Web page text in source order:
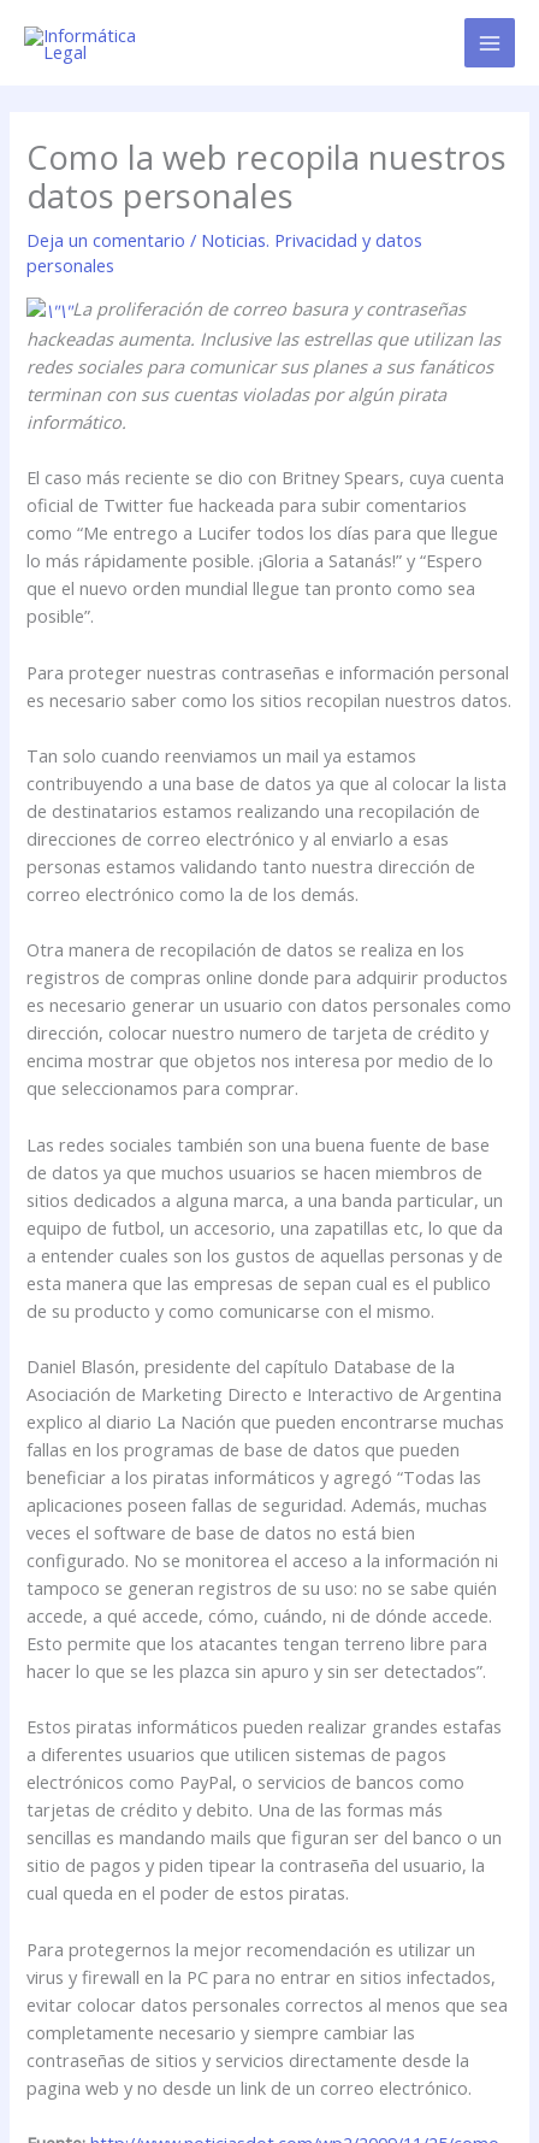
contenido
Como la web recopila nuestros
datos personales
Deja un comentario / Noticias. Privacidad y datos
personales
La proliferación de correo basura y contraseñas
hackeadas aumenta. Inclusive las estrellas que utilizan las
redes sociales para comunicar sus planes a sus fanáticos
terminan con sus cuentas violadas por algún pirata
informático.
El caso más reciente se dio con Britney Spears, cuya cuenta
oficial de Twitter fue hackeada para subir comentarios
como “Me entrego a Lucifer todos los días para que llegue
lo más rápidamente posible. ¡Gloria a Satanás!” y “Espero
que el nuevo orden mundial llegue tan pronto como sea
posible”.
Para proteger nuestras contraseñas e información personal
es necesario saber como los sitios recopilan nuestros datos.
Tan solo cuando reenviamos un mail ya estamos
contribuyendo a una base de datos ya que al colocar la lista
de destinatarios estamos realizando una recopilación de
direcciones de correo electrónico y al enviarlo a esas
personas estamos validando tanto nuestra dirección de
correo electrónico como la de los demás.
Otra manera de recopilación de datos se realiza en los
registros de compras online donde para adquirir productos
es necesario generar un usuario con datos personales como
dirección, colocar nuestro numero de tarjeta de crédito y
encima mostrar que objetos nos interesa por medio de lo
que seleccionamos para comprar.
Las redes sociales también son una buena fuente de base
de datos ya que muchos usuarios se hacen miembros de
sitios dedicados a alguna marca, a una banda particular, un
equipo de futbol, un accesorio, una zapatillas etc, lo que da
a entender cuales son los gustos de aquellas personas y de
esta manera que las empresas de sepan cual es el publico
de su producto y como comunicarse con el mismo.
Daniel Blasón, presidente del capítulo Database de la
Asociación de Marketing Directo e Interactivo de Argentina
explico al diario La Nación que pueden encontrarse muchas
fallas en los programas de base de datos que pueden
beneficiar a los piratas informáticos y agregó “Todas las
aplicaciones poseen fallas de seguridad. Además, muchas
veces el software de base de datos no está bien
configurado. No se monitorea el acceso a la información ni
tampoco se generan registros de su uso: no se sabe quién
accede, a qué accede, cómo, cuándo, ni de dónde accede.
Esto permite que los atacantes tengan terreno libre para
hacer lo que se les plazca sin apuro y sin ser detectados”.
Estos piratas informáticos pueden realizar grandes estafas
a diferentes usuarios que utilicen sistemas de pagos
electrónicos como PayPal, o servicios de bancos como
tarjetas de crédito y debito. Una de las formas más
sencillas es mandando mails que figuran ser del banco o un
sitio de pagos y piden tipear la contraseña del usuario, la
cual queda en el poder de estos piratas.
Para protegernos la mejor recomendación es utilizar un
virus y firewall en la PC para no entrar en sitios infectados,
evitar colocar datos personales correctos al menos que sea
completamente necesario y siempre cambiar las
contraseñas de sitios y servicios directamente desde la
pagina web y no desde un link de un correo electrónico.